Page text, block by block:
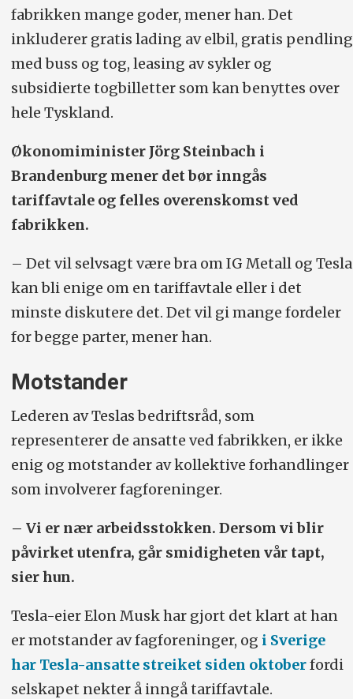
fabrikken mange goder, mener han. Det
inkluderer gratis lading av elbil, gratis pendling
med buss og tog, leasing av sykler og
subsidierte togbilletter som kan benyttes over
hele Tyskland.
Økonomiminister Jörg Steinbach i
Brandenburg mener det bør inngås
tariffavtale og felles overenskomst ved
fabrikken.
– Det vil selvsagt være bra om IG Metall og Tesla
kan bli enige om en tariffavtale eller i det
minste diskutere det. Det vil gi mange fordeler
for begge parter, mener han.
Motstander
Lederen av Teslas bedriftsråd, som
representerer de ansatte ved fabrikken, er ikke
enig og motstander av kollektive forhandlinger
som involverer fagforeninger.
– Vi er nær arbeidsstokken. Dersom vi blir
påvirket utenfra, går smidigheten vår tapt,
sier hun.
Tesla-eier Elon Musk har gjort det klart at han
er motstander av fagforeninger, og i Sverige
har Tesla-ansatte streiket siden oktoberfordi
selskapet nekter å inngå tariffavtale.